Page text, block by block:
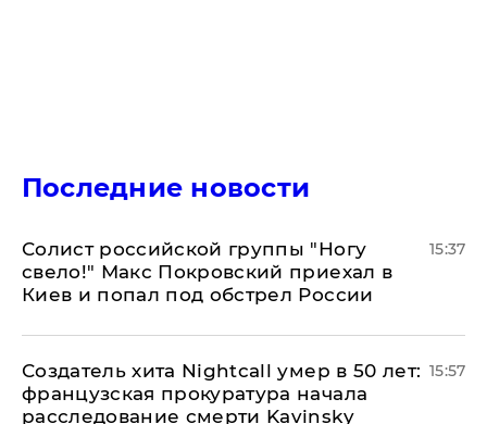
Последние новости
Солист российской группы "Ногу
свело!" Макс Покровский приехал в
Киев и попал под обстрел России
15:37
Создатель хита Nightcall умер в 50 лет:
французская прокуратура начала
расследование смерти Kavinsky
15:57